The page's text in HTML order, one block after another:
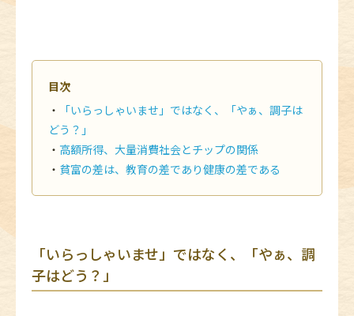
目次
「いらっしゃいませ」ではなく、「やぁ、調子は
どう？」
高額所得、大量消費社会とチップの関係
貧富の差は、教育の差であり健康の差である
「いらっしゃいませ」ではなく、「やぁ、調
子はどう？」